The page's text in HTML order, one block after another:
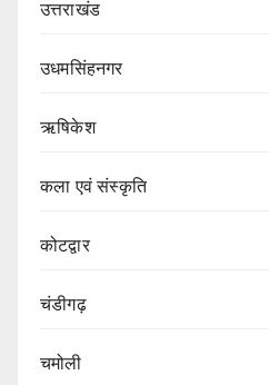
उत्तराखंड
उधमसिंहनगर
ऋषिकेश
कला एवं संस्कृति
कोटद्वार
चंडीगढ़
चमोली